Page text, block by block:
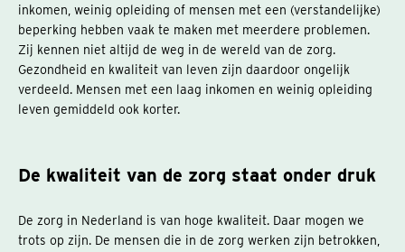
inkomen, weinig opleiding of mensen met een (verstandelijke)
beperking hebben vaak te maken met meerdere problemen.
Zij kennen niet altijd de weg in de wereld van de zorg.
Gezondheid en kwaliteit van leven zijn daardoor ongelijk
verdeeld. Mensen met een laag inkomen en weinig opleiding
leven gemiddeld ook korter.
De kwaliteit van de zorg staat onder druk
De zorg in Nederland is van hoge kwaliteit. Daar mogen we
trots op zijn. De mensen die in de zorg werken zijn betrokken,